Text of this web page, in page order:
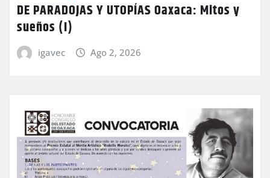
DE PARADOJAS Y UTOPÍAS Oaxaca: Mitos y
sueños (I)
igavec Ago 2, 2026